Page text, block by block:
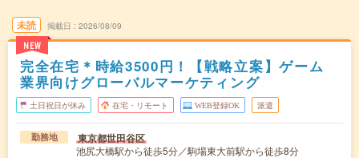
未読
NEW
掲載日 2026/08/09
完全在宅＊時給3500円！【戦略立案】ゲーム
業界向けグローバルマーケティング
土日祝日が休み 在宅・リモート WEB登録OK 派遣
勤務地 東京都世田谷区
池尻大橋駅から徒歩5分／駒場東大前駅から徒歩8分